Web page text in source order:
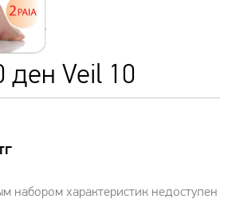
ден Veil 10
набором характеристик недоступен